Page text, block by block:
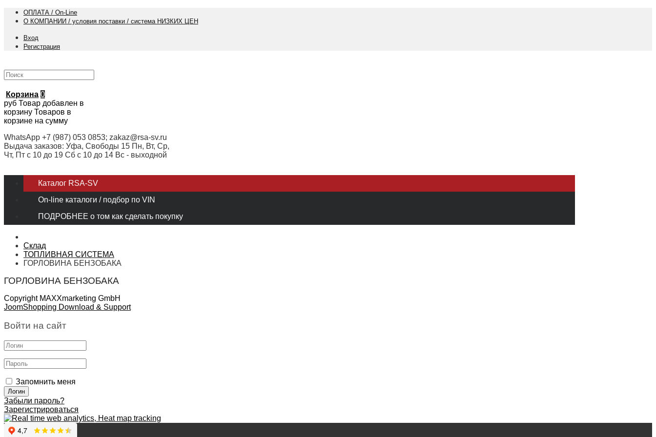
ОПЛАТА / On-Line
О КОМПАНИИ / условия поставки / система НИЗКИХ ЦЕН
Вход
Регистрация
Корзина 0
руб Товар добавлен в
корзину Товаров в
корзине на сумму
WhatsApp +7 (987) 053 0853; zakaz@rsa-sv.ru
Выдача заказов: Уфа, Свободы 15 Пн, Вт, Ср,
Чт, Пт с 10 до 19 Сб с 10 до 14 Вс - выходной
Каталог RSA-SV
On-line каталоги / подбор по VIN
ПОДРОБНЕЕ о том как сделать покупку
Склад
ТОПЛИВНАЯ СИСТЕМА
ГОРЛОВИНА БЕНЗОБАКА
ГОРЛОВИНА БЕНЗОБАКА
Copyright MAXXmarketing GmbH
JoomShopping Download & Support
Войти на сайт
Запомнить меня
Забыли пароль?
Зарегистрироваться